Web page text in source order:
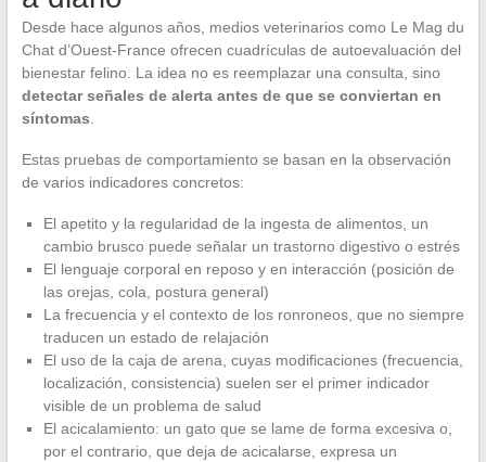
Desde hace algunos años, medios veterinarios como Le Mag du
Chat d’Ouest-France ofrecen cuadrículas de autoevaluación del
bienestar felino. La idea no es reemplazar una consulta, sino
detectar señales de alerta antes de que se conviertan en
síntomas.
Estas pruebas de comportamiento se basan en la observación
de varios indicadores concretos:
El apetito y la regularidad de la ingesta de alimentos, un
cambio brusco puede señalar un trastorno digestivo o estrés
El lenguaje corporal en reposo y en interacción (posición de
las orejas, cola, postura general)
La frecuencia y el contexto de los ronroneos, que no siempre
traducen un estado de relajación
El uso de la caja de arena, cuyas modificaciones (frecuencia,
localización, consistencia) suelen ser el primer indicador
visible de un problema de salud
El acicalamiento: un gato que se lame de forma excesiva o,
por el contrario, que deja de acicalarse, expresa un